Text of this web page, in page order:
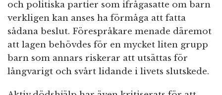
och politiska partier som ifrågasatte om barn
verkligen kan anses ha förmåga att fatta
sådana beslut. Förespråkare menade däremot
att lagen behövdes för en mycket liten grupp
barn som annars riskerar att utsättas för
långvarigt och svårt lidande i livets slutskede.